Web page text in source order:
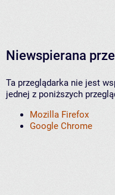
Niewspierana
Ta przeglądarka nie jest
jednej z poniższych
Mozilla Firefox
Google Chrome